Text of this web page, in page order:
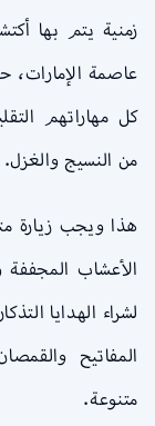
زمنية يتم بها
عاصمة الإمارات،
كل مهاراتهم
من النسيج والغزل.
هذا ويجب زيارة
الأعشاب
لشراء الهدايا
المفاتيح
متنوعة.